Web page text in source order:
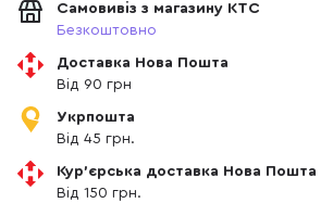
Самовивіз з магазину КТС
Безкоштовно
Доставка Нова Пошта
Від 90 грн
Укрпошта
Від 45 грн.
Кур'єрська доставка Нова Пошта
Від 150 грн.